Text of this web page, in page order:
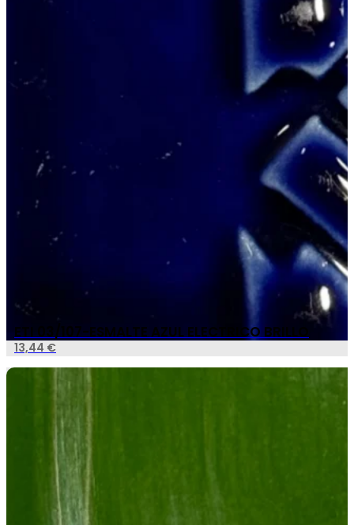
ETI 03/107-ESMALTE AZUL ELECTRICO BRILLO
13,44 €